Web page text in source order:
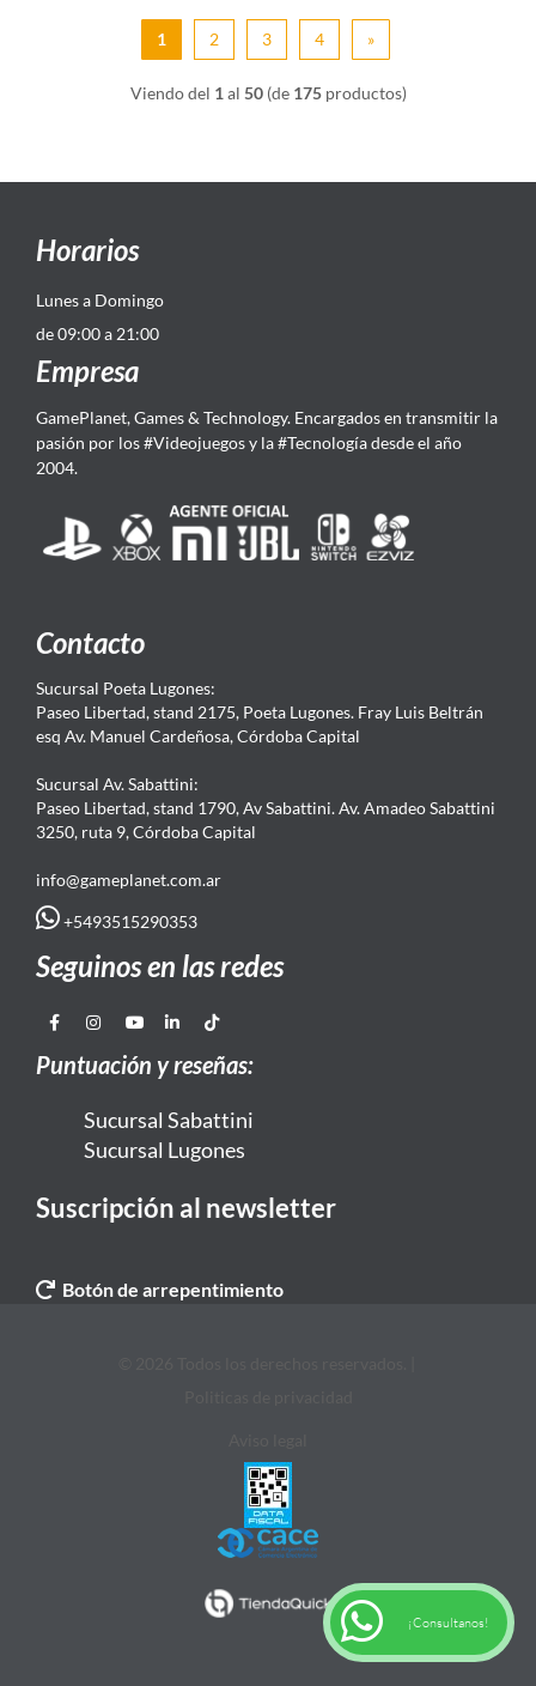
1 2 3 4 »
Viendo del 1 al 50(de 175productos)
Horarios
Lunes a Domingo
de 09:00 a 21:00
Empresa
GamePlanet, Games & Technology. Encargados en transmitir la
pasión por los #Videojuegos y la #Tecnología desde el año
2004.
Contacto
Sucursal Poeta Lugones:
Paseo Libertad, stand 2175, Poeta Lugones. Fray Luis Beltrán
esq Av. Manuel Cardeñosa, Córdoba Capital
Sucursal Av. Sabattini:
Paseo Libertad, stand 1790, Av Sabattini. Av. Amadeo Sabattini
3250, ruta 9, Córdoba Capital
info@gameplanet.com.ar
+5493515290353
Seguinos en las redes
Puntuación y reseñas:
Sucursal Sabattini
Sucursal Lugones
Suscripción al newsletter
Botón de arrepentimiento
¡Consultanos!